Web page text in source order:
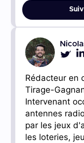
Rédacteur en
Tirage-
Intervenant
antennes
par les jeux
les loteries,